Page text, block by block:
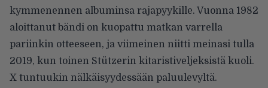
kymmenennen albuminsa rajapyykille. Vuonna 1982
aloittanut bändi on kuopattu matkan varrella
pariinkin otteeseen, ja viimeinen niitti meinasi tulla
2019, kun toinen Stützerin kitaristiveljeksistä kuoli.
X tuntuukin nälkäisyydessään paluulevyltä.